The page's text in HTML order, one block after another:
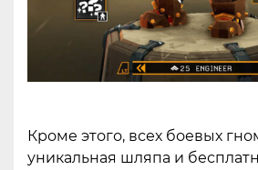
Кроме этого, всех боевых
уникальная шляпа и